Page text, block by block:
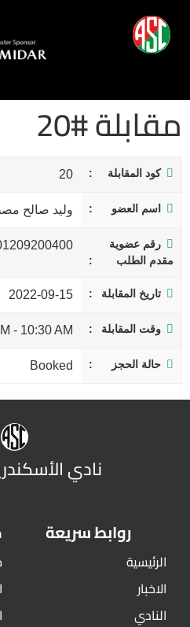
مقابلة #20
كود المقابلة 20
اسم العضو وليد صالح
رقم عضوية
مقدم الطلب
تاريخ المقابلة 2022-09-15
وقت المقابلة 10:30 AM
-
حالة الحجز Booked
نادي
روابط سريعة
الرئيسية
الاخبار
النادي